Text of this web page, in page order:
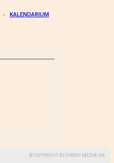
KALENDARIUM
© COPYRIGHT BY GREMI MEDIA SA